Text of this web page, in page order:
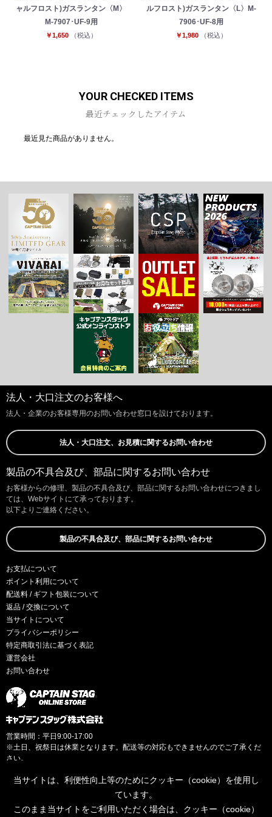
ャルフロスト)ガスランタン〈M〉
M-7907･UF-9用
￥1,650 （税込）
ルフロスト)ガスランタン〈L〉M-
7906･UF-8用
￥1,980 （税込）
YOUR CHECKED ITEMS
最近チェックしたアイテム
最近見た商品がありません。
法人・大口注文のお客様へ
法人・企業のお客様専用のお問い合わせ窓口を設けております。
法人・大口注文、お見積に関するお問い合わせ
製品の不具合及び、部品に関するお問い合わせ
お客様からの修理、製品の不具合及び、部品に関するお問い合わせにつきまし
ては、Webサイトにて承っております。
以下よりご連絡ください。
製品の不具合及び、部品に関するお問い合わせ
お支払について
ポイント利用について
配送料 / ギフト包装について
返品 / 交換について
当サイトについて
プライバシーポリシー
特定商取引法に基づく表記
運営会社
お問い合わせ
営業時間：平日9:00-17:00
※土日、祝祭日は休業となります。配送等の対応もできませんのでご了承くだ
さい。
当サイトは、利便性向上等のためにクッキー（cookie）を使用し
ています。
このまま当サイトをご利用いただく場合は、クッキー（cookie）